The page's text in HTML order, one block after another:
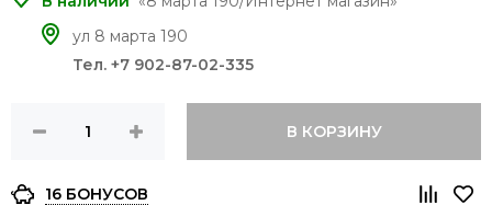
ул 8 марта 190
Тел. +7 902-87-02-335
В КОРЗИНУ
16 БОНУСОВ